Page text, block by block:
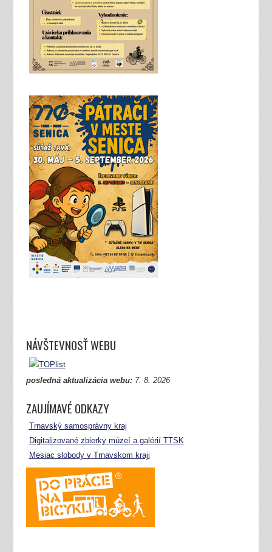
NÁVŠTEVNOSŤ WEBU
posledná aktualizácia webu:7. 8. 2026
ZAUJÍMAVÉ ODKAZY
Trnavský samosprávny kraj
Digitalizované zbierky múzeí a galérií TTSK
Mesiac slobody v Trnavskom kraji